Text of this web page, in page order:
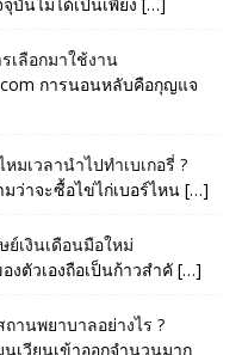
บันไม่ได้เป็นเพียง […]
เลือกมาใช้งาน
การนอนหลับคือกุญแจ
มเวลานำไปทำเบเกอรี่ ?
าจะซื้อไข่ไก่เบอร์ไหน […]
เงินเดือนมือใหม่
งตัวเองถือเป็นก้าวสำคั […]
านพยาบาลอย่างไร ?
เวียนเข้าออกจำนวนมาก